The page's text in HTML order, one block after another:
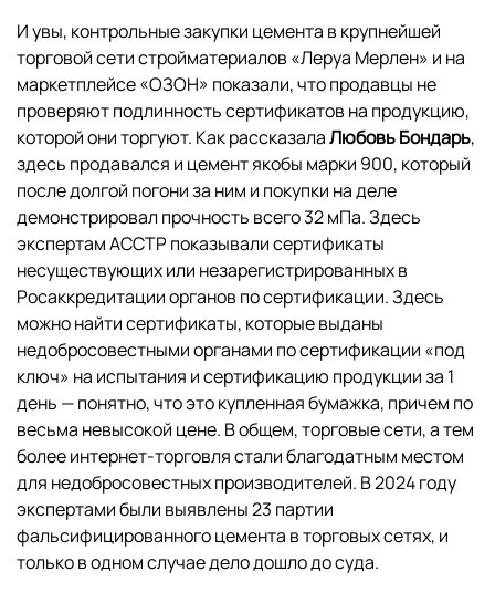
И увы, контрольные закупки цемента в крупнейшей
торговой сети стройматериалов «Леруа Мерлен» и на
маркетплейсе «ОЗОН» показали, что продавцы не
проверяют подлинность сертификатов на продукцию,
которой они торгуют. Как рассказалаЛюбовь Бондарь,
здесь продавался и цемент якобы марки 900, который
после долгой погони за ним и покупки на деле
демонстрировал прочность всего 32 мПа. Здесь
экспертам АССТР показывали сертификаты
несуществующих или незарегистрированных в
Росаккредитации органов по сертификации. Здесь
можно найти сертификаты, которые выданы
недобросовестными органами по сертификации «под
ключ» на испытания и сертификацию продукции за 1
день — понятно, что это купленная бумажка, причем по
весьма невысокой цене. В общем, торговые сети, а тем
более интернет-торговля стали благодатным местом
для недобросовестных производителей. В 2024 году
экспертами были выявлены 23 партии
фальсифицированного цемента в торговых сетях, и
только в одном случае дело дошло до суда.